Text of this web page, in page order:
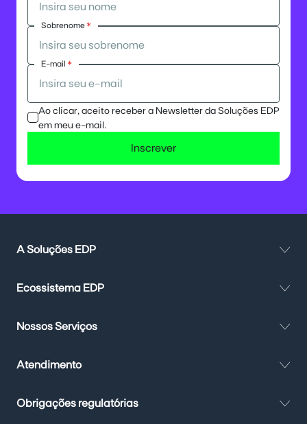
Sobrenome *
E-mail *
Ao clicar, aceito receber a Newsletter da Soluções EDP
em meu e-mail.
Inscrever
A Soluções EDP
Ecossistema EDP
Nossos Serviços
Atendimento
Obrigações regulatórias